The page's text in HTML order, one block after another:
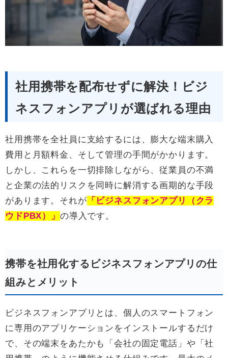
社用携帯を配布せずに解決！ビジ
ネスフォンアプリが選ばれる理由
社用携帯を全社員に支給するには、膨大な端末購入
費用と月額料金、そして管理の手間がかかります。
しかし、これらを一切排除しながら、従業員の不満
と企業の法的リスクを同時に解消する画期的な手段
があります。それが 「ビジネスフォンアプリ（クラ
ウドPBX）」 の導入です。
携帯を社用化するビジネスフォンアプリの仕
組みとメリット
ビジネスフォンアプリとは、個人のスマートフォン
に専用のアプリケーションをインストールするだけ
で、その端末をあたかも「会社の固定電話」や「社